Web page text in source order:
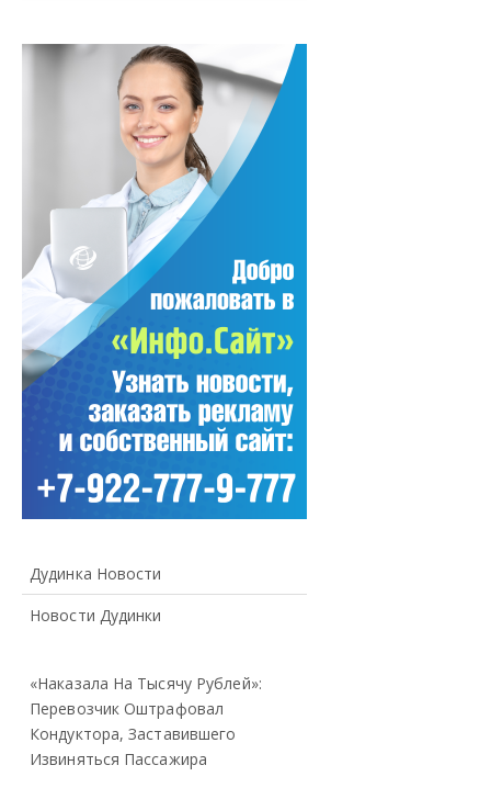
Дудинка Новости
Новости Дудинки
«Наказала На Тысячу Рублей»:
Перевозчик Оштрафовал
Кондуктора, Заставившего
Извиняться Пассажира